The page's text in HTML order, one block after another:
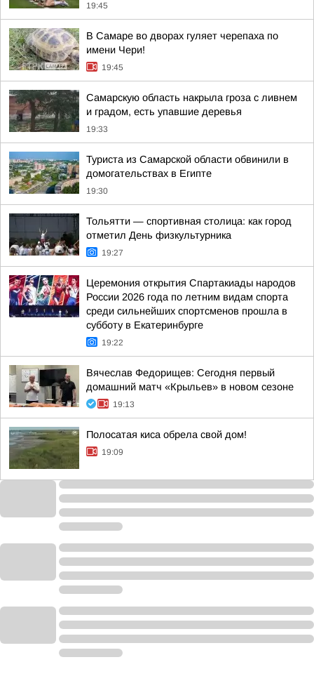
19:45
В Самаре во дворах гуляет черепаха по
имени Чери!
19:45
Самарскую область накрыла гроза с ливнем
и градом, есть упавшие деревья
19:33
Туриста из Самарской области обвинили в
домогательствах в Египте
19:30
Тольятти — спортивная столица: как город
отметил День физкультурника
19:27
Церемония открытия Спартакиады народов
России 2026 года по летним видам спорта
среди сильнейших спортсменов прошла в
субботу в Екатеринбурге
19:22
Вячеслав Федорищев: Сегодня первый
домашний матч «Крыльев» в новом сезоне
19:13
Полосатая киса обрела свой дом!
19:09